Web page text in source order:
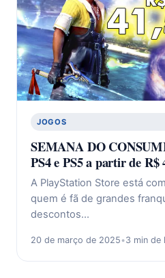
JOGOS
SEMANA DO
PS4 e PS5 a partir de R$
A PlayStation Store está
quem é fã de grandes
descontos…
20 de março de 2025•3 min de